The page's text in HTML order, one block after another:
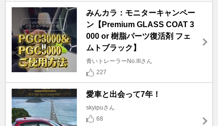
みんカラ：モニターキャンペー
ン【Premium GLASS COAT 3
000 or 樹脂パーツ復活剤 フェ
ムトブラック】
青いトレーラーNo.IIIさん
227
愛車と出会って7年！
skyipuさん
68